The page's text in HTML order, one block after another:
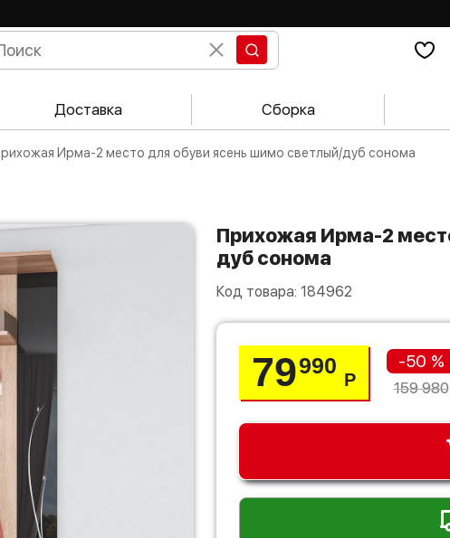
Доставка Сборка
Прихожая Ирма-2 место для обуви ясень шимо светлый/дуб сонома
Прихожая Ирма-2 место для обуви ясень шимо светлый/
дуб сонома
Код товара: 184962
79990
Р
-50 %
159 980